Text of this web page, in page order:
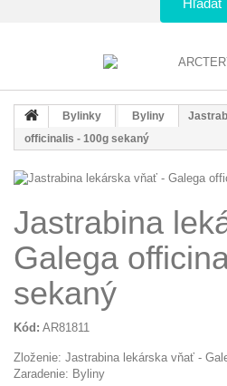
Hľadať
Bylinky Byliny
officinalis - 100g sekaný
Jastrabina
Galega
sekaný
Kód: AR81811
Zloženie: Jastrabina lekárska vňať -
Zaradenie: Byliny